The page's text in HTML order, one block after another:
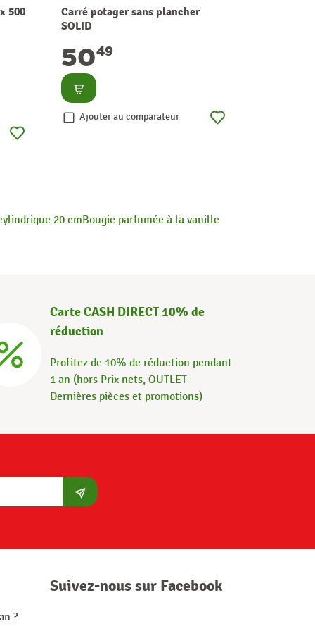
500
Carré potager sans plancher
SOLID
5049
Consulter
Ajouter au comparateur
20 cmBougie parfumée à la vanille
Carte CASH DIRECT 10% de
réduction
Profitez de 10% de réduction pendant
1 an (hors Prix nets, OUTLET-
Dernières pièces et promotions)
S'abonner
?
Suivez-nous sur Facebook